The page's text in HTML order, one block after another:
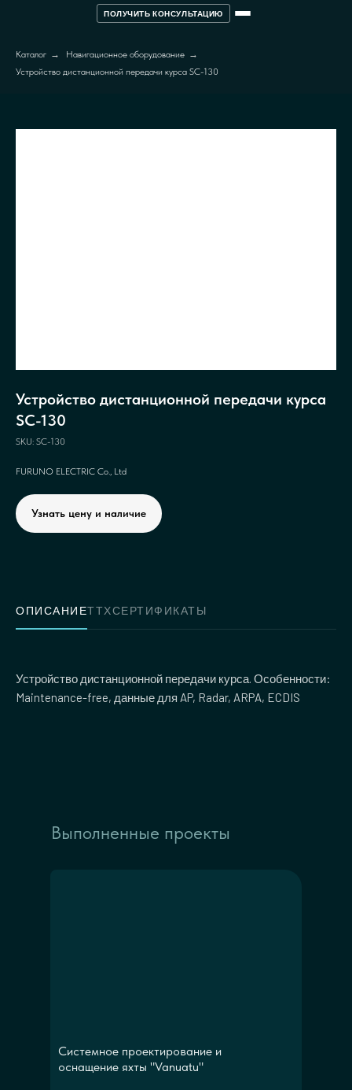
ПОЛУЧИТЬ КОНСУЛЬТАЦИЮ
Каталог → Навигационное оборудование →
Устройство дистанционной передачи курса SC-130
Устройство дистанционной передачи курса
SC-130
SKU: SC-130
FURUNO ELECTRIC Co., Ltd
Узнать цену и наличие
ОПИСАНИЕТТХСЕРТИФИКАТЫ
Устройство дистанционной передачи курса. Особенности:
Maintenance-free, данные для AP, Radar, ARPA, ECDIS
Системное проектирование и
оснащение яхты "Vanuatu"
Выполненные проекты